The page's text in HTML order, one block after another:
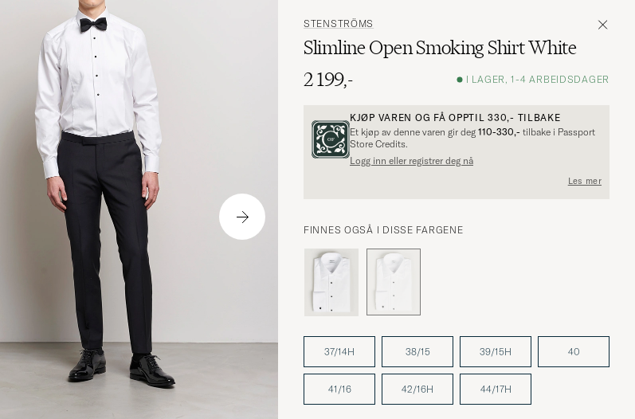
STENSTRÖMS
Slimline Open Smoking Shirt White
2 199,-
I LAGER, 1-4 ARBEIDSDAGER
KJØP VAREN OG FÅ OPPTIL330,- TILBAKE
Et kjøp av denne varen gir deg 110-330,- tilbake i Passport
Store Credits.
Logg inn eller registrer deg nå
Les mer
FINNES OGSÅ I DISSE FARGENE
37/14H 38/15 39/15H 40
41/16 42/16H 44/17H